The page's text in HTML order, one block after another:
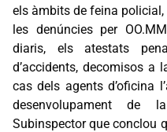
els àmbits de feina
les denúncies per
diaris, els atestats
d’accidents, decomisos a
cas dels agents d’oficina
desenvolupament de
Subinspector que conclou